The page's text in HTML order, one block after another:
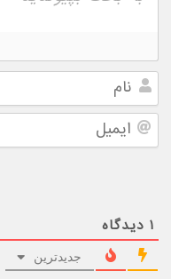
۱ دیدگاه
جدیدترین